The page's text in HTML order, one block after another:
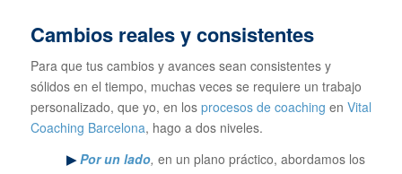
Cambios reales y consistentes
Para que tus cambios y avances sean consistentes y
sólidos en el tiempo, muchas veces se requiere un trabajo
personalizado, que yo, en los procesos de coaching en Vital
Coaching Barcelona, hago a dos niveles.
▶ Por un lado, en un plano práctico, abordamos los